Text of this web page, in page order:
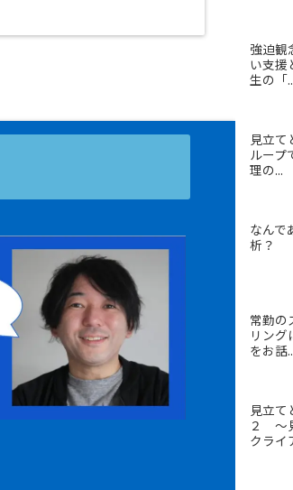
強迫観
い支援
生の「
見立て
ルー
理の...
なんで
析？
常勤の
リング
をお話
見立て
２ 〜
クライ